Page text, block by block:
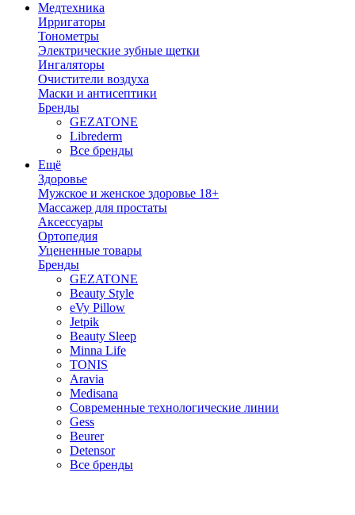
Медтехника
Ирригаторы
Тонометры
Электрические зубные щетки
Ингаляторы
Очистители воздуха
Маски и антисептики
Бренды
GEZATONE
Librederm
Все бренды
Ещё
Здоровье
Мужское и женское здоровье 18+
Массажер для простаты
Аксессуары
Ортопедия
Уцененные товары
Бренды
GEZATONE
Beauty Style
eVy Pillow
Jetpik
Beauty Sleep
Minna Life
TONIS
Aravia
Medisana
Современные технологические линии
Gess
Beurer
Detensor
Все бренды